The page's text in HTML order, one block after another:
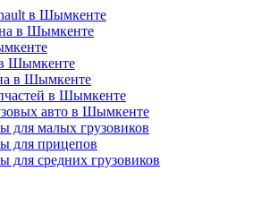
в Шымкенте
в Шымкенте
Шымкенте
в Шымкенте
в Шымкенте
авто в Шымкенте
для малых грузовиков
для прицепов
для средних грузовиков